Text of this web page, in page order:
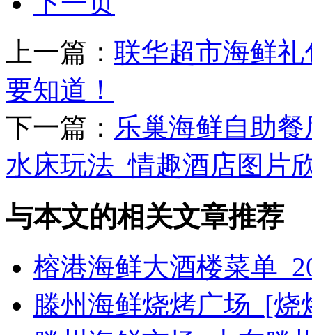
上一篇： 联华超市海鲜
要知道！
下一篇： 乐巢海鲜自助
水床玩法_情趣酒店图片
与本文的相关文章推荐
榕港海鲜大酒楼菜单
滕州海鲜烧烤广场_[